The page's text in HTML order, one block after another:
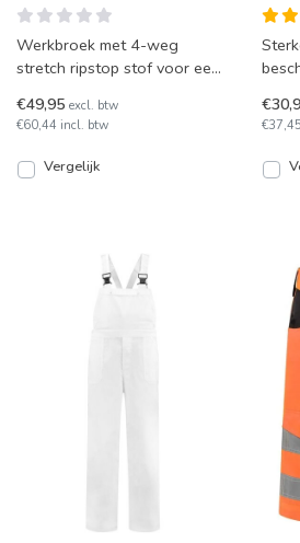
Werkbroek met 4-weg
stretch ripstop stof voor een
kniezakken en vele h
€49,95 excl. btw
€60,44 incl. btw
Vergelijk